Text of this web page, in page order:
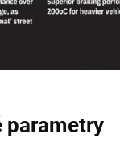
parametry